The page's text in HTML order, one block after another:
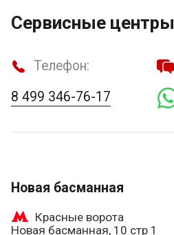
Сервисные центры
Телефон:
8 499 346-76-17
Новая басманная
Красные ворота
Новая басманная, 10 стр 1